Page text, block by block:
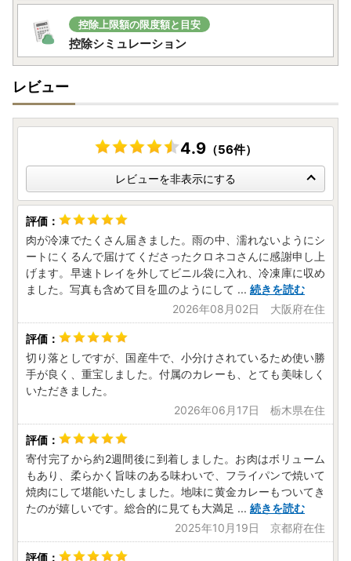
控除上限額の限度額と目安
控除シミュレーション
レビュー
4.9（56件）
レビューを非表示にする
肉が冷凍でたくさん届きました。雨の中、濡れないようにシ
ートにくるんで届けてくださったクロネコさんに感謝申し上
げます。早速トレイを外してビニル袋に入れ、冷凍庫に収め
ました。写真も含めて目を皿のようにして ... 続きを読む
2026年08月02日 大阪府在住
切り落としですが、国産牛で、小分けされているため使い勝
手が良く、重宝しました。付属のカレーも、とても美味しく
いただきました。
2026年06月17日 栃木県在住
寄付完了から約2週間後に到着しました。お肉はボリューム
もあり、柔らかく旨味のある味わいで、フライパンで焼いて
焼肉にして堪能いたしました。地味に黄金カレーもついてき
たのが嬉しいです。総合的に見ても大満足 ... 続きを読む
2025年10月19日 京都府在住